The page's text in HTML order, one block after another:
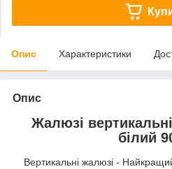
Опис Характеристики
Опис
Жалюзі
білий
Вертикальні жалюзі -